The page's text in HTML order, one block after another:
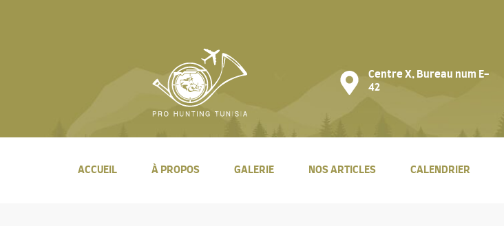
Centre X, Bureau num E-
42
ACCUEIL À PROPOS GALERIE NOS ARTICLES CALENDRIER